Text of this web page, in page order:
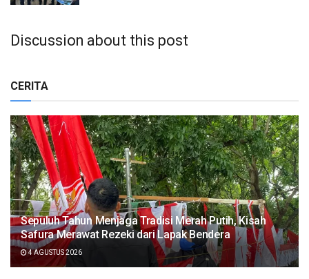
Discussion about this post
CERITA
Sepuluh Tahun Menjaga Tradisi Merah Putih, Kisah
Safura Merawat Rezeki dari Lapak Bendera
4 AGUSTUS 2026